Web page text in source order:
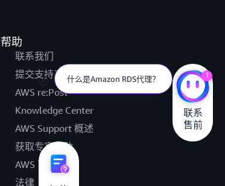
帮助
联系我们
提交支持工单
AWS re:Post
Knowledge Center
AWS Support 概述
获取专家帮助
AWS 可访问性
法律
什么是Amazon RDS代理？ 1
联系
售前